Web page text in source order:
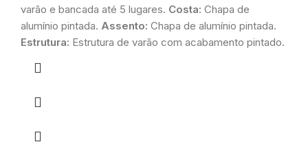
varão e bancada até 5 lugares. Costa: Chapa de
alumínio pintada. Assento: Chapa de alumínio pintada.
Estrutura: Estrutura de varão com acabamento pintado.